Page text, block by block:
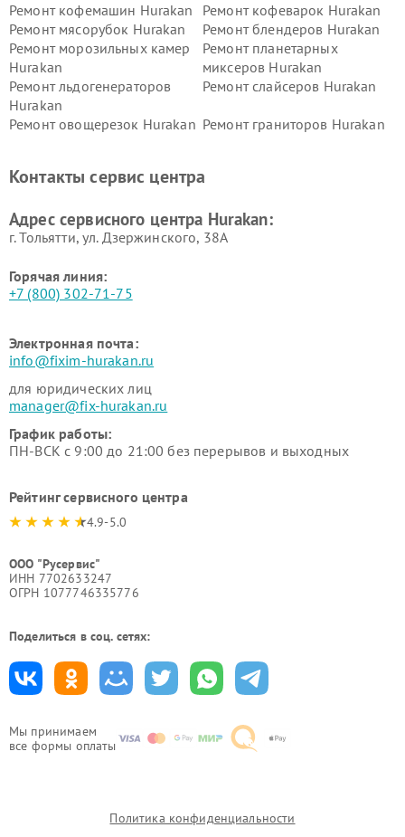
Мы принимаем
все формы оплаты
Ремонт кофемашин Hurakan
Ремонт кофеварок Hurakan
Ремонт мясорубок Hurakan
Ремонт блендеров Hurakan
Ремонт морозильных камер
Hurakan
Ремонт планетарных
миксеров Hurakan
Ремонт льдогенераторов
Hurakan
Ремонт слайсеров Hurakan
Ремонт овощерезок Hurakan Ремонт граниторов Hurakan
Hurakan
Контакты сервис центра
Адрес сервисного центра Hurakan:
г. Тольятти, ул. Дзержинского, 38А
Горячая линия:
+7 (800) 302-71-75
Электронная почта:
info@fixim-hurakan.ru
для юридических лиц
manager@fix-hurakan.ru
График работы:
ПН-ВСК с 9:00 до 21:00 без перерывов и выходных
Рейтинг сервисного центра
4.9-5.0
ООО "Русервис"
ИНН 7702633247
ОГРН 1077746335776
Поделиться в соц. сетях:
Политика конфиденциальности